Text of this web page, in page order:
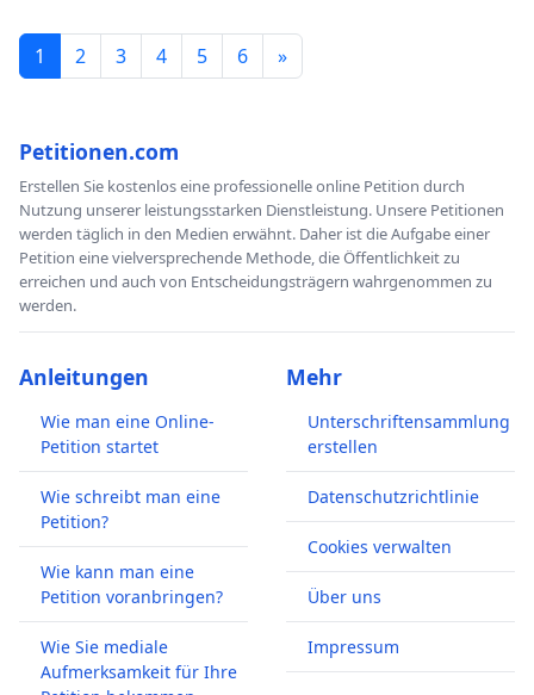
1 2 3 4 5 6 »
Petitionen.com
Erstellen Sie kostenlos eine professionelle online Petition durch
Nutzung unserer leistungsstarken Dienstleistung. Unsere Petitionen
werden täglich in den Medien erwähnt. Daher ist die Aufgabe einer
Petition eine vielversprechende Methode, die Öffentlichkeit zu
erreichen und auch von Entscheidungsträgern wahrgenommen zu
werden.
Anleitungen
Wie man eine Online-
Petition startet
Wie schreibt man eine
Petition?
Wie kann man eine
Petition voranbringen?
Wie Sie mediale
Aufmerksamkeit für Ihre
Mehr
Unterschriftensammlung
erstellen
Datenschutzrichtlinie
Cookies verwalten
Über uns
Impressum